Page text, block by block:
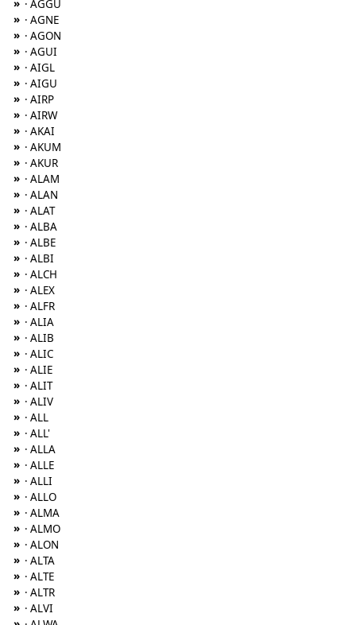
» · AGGU
» · AGNE
» · AGON
» · AGUI
» · AIGL
» · AIGU
» · AIRP
» · AIRW
» · AKAI
» · AKUM
» · AKUR
» · ALAM
» · ALAN
» · ALAT
» · ALBA
» · ALBE
» · ALBI
» · ALCH
» · ALEX
» · ALFR
» · ALIA
» · ALIB
» · ALIC
» · ALIE
» · ALIT
» · ALIV
» · ALL
» · ALL'
» · ALLA
» · ALLE
» · ALLI
» · ALLO
» · ALMA
» · ALMO
» · ALON
» · ALTA
» · ALTE
» · ALTR
» · ALVI